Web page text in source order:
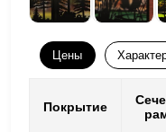
Цены
Покрытие